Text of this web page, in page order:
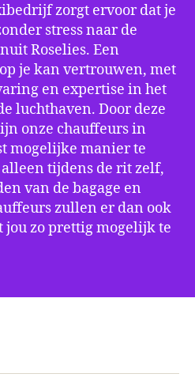
zorgt ervoor dat je
stress naar de
Roselies. Een
je kan vertrouwen, met
en expertise in het
luchthaven. Door deze
onze chauffeurs in
mogelijke manier te
tijdens de rit zelf,
van de bagage en
zullen er dan ook
jou zo prettig mogelijk te